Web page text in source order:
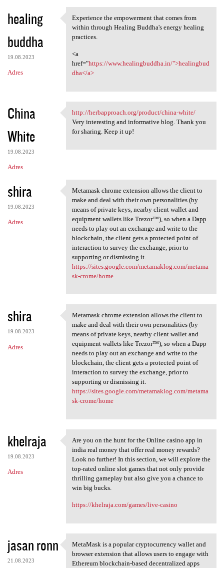
healing
buddha
19.08.2023
Adres
Experience the empowerment
Experience the empowerment that comes from
within through Healing Buddha's energy healing
practices.
<a
href="https://www.healingbuddha.in/">healingbud
dha</a>
China
White
19.08.2023
Adres
http://herbapproach.org
http://herbapproach.org/product/china-white/
Very interesting and informative blog. Thank you
for sharing. Keep it up!
shira
19.08.2023
Adres
Metamask chrome extension
Metamask chrome extension allows the client to
make and deal with their own personalities (by
means of private keys, nearby client wallet and
equipment wallets like Trezor™), so when a Dapp
needs to play out an exchange and write to the
blockchain, the client gets a protected point of
interaction to survey the exchange, prior to
supporting or dismissing it.
https://sites.google.com/metamaklog.com/metama
sk-crome/home
shira
19.08.2023
Adres
Metamask chrome extension
Metamask chrome extension allows the client to
make and deal with their own personalities (by
means of private keys, nearby client wallet and
equipment wallets like Trezor™), so when a Dapp
needs to play out an exchange and write to the
blockchain, the client gets a protected point of
interaction to survey the exchange, prior to
supporting or dismissing it.
https://sites.google.com/metamaklog.com/metama
sk-crome/home
khelraja
19.08.2023
Adres
Are you on the hunt for the
Are you on the hunt for the Online casino app in
india real money that offer real money rewards?
Look no further! In this section, we will explore the
top-rated online slot games that not only provide
thrilling gameplay but also give you a chance to
win big bucks.
https://khelraja.com/games/live-casino
jasan ronn
21.08.2023
MetaMask is a popular
MetaMask is a popular cryptocurrency wallet and
browser extension that allows users to engage with
Ethereum blockchain-based decentralized apps